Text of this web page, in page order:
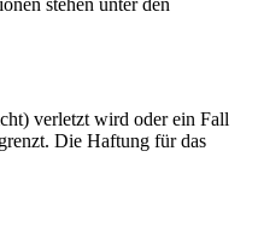
stehen unter den
verletzt wird oder ein Fall
Die Haftung für das